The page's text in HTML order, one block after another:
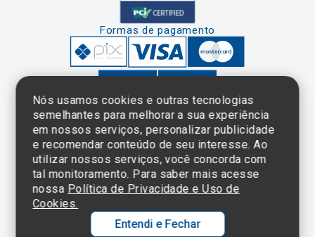
Formas de pagamento
Clique aqui
e consulte o
cadastro da
Instituição no
Sistema e-Mec
Nós usamos cookies e outras tecnologias
semelhantes para melhorar a sua experiência
em nossos serviços, personalizar publicidade
e recomendar conteúdo de seu interesse. Ao
utilizar nossos serviços, você concorda com
tal monitoramento. Para saber mais acesse
nossa Política de Privacidade e Uso de
Cookies.
Entendi e Fechar